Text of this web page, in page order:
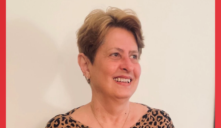
Scopri Club di Più
Le testimonianze Club di Più
La fondatrice Valeria Pilla
Annunci Donne
Agenzia matrimoniale Club di Più
Love Notebook
Il libro Donna di Cuori